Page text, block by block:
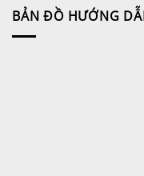
BẢN ĐỒ HƯỚNG